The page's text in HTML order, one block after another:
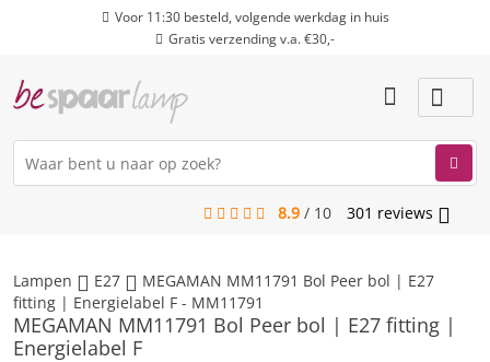
Voor 11:30 besteld, volgende werkdag in huis
Gratis verzending v.a. €30,-
8.9 / 10 301 reviews
Lampen E27
MEGAMAN MM11791 Bol Peer bol | E27
fitting | Energielabel F - MM11791
MEGAMAN MM11791 Bol Peer bol | E27 fitting |
Energielabel F